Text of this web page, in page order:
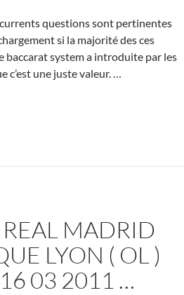
questions sont pertinentes
si la majorité des ces
baccarat system a introduite par les
c’est une juste valeur. …
MADRID
LYON ( OL )
03 2011 …